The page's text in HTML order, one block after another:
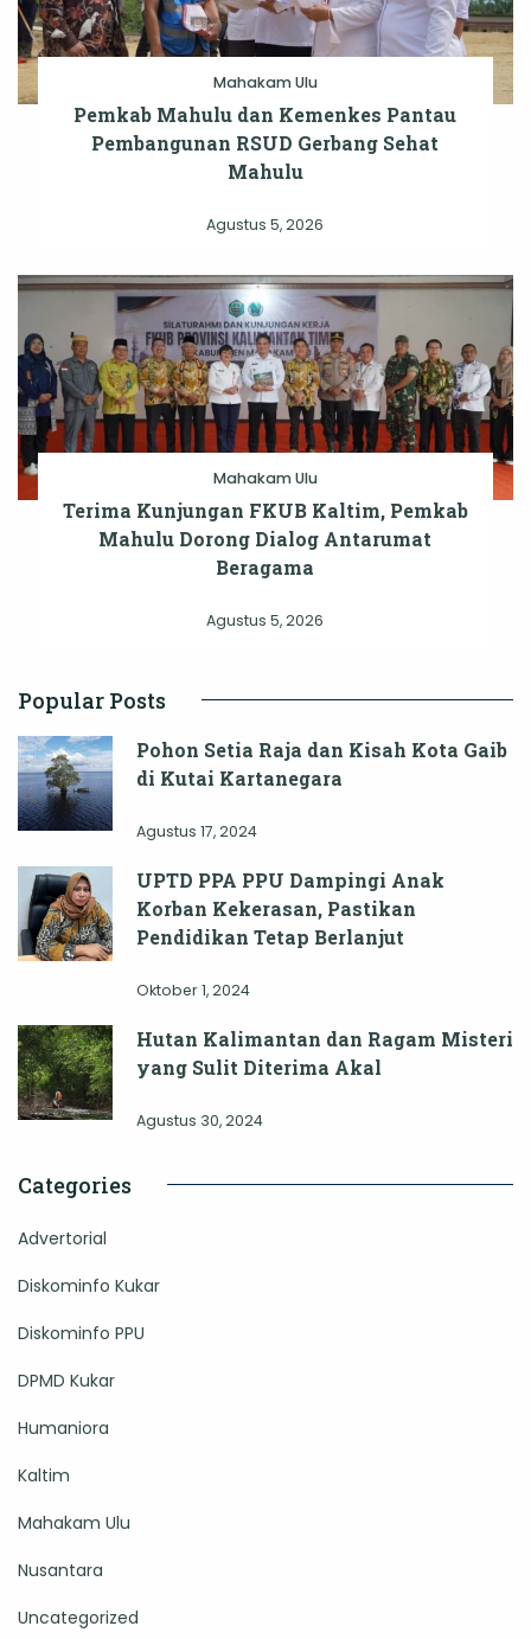
Mahakam Ulu
Pemkab Mahulu dan Kemenkes Pantau
Pembangunan RSUD Gerbang Sehat
Mahulu
Agustus 5, 2026
Mahakam Ulu
Terima Kunjungan FKUB Kaltim, Pemkab
Mahulu Dorong Dialog Antarumat
Beragama
Agustus 5, 2026
Popular Posts
Pohon Setia Raja dan Kisah Kota Gaib
di Kutai Kartanegara
Agustus 17, 2024
UPTD PPA PPU Dampingi Anak
Korban Kekerasan, Pastikan
Pendidikan Tetap Berlanjut
Oktober 1, 2024
Hutan Kalimantan dan Ragam Misteri
yang Sulit Diterima Akal
Agustus 30, 2024
Categories
Advertorial
Diskominfo Kukar
Diskominfo PPU
DPMD Kukar
Humaniora
Kaltim
Mahakam Ulu
Nusantara
Uncategorized